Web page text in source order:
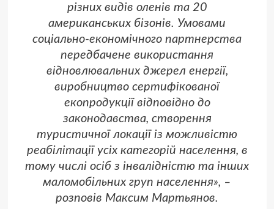
різних видів оленів та 20
американських бізонів. Умовами
соціально-економічного партнерства
передбачене використання
відновлювальних джерел енергії,
виробництво сертифікованої
екопродукції відповідно до
законодавства, створення
туристичної локації із можливістю
реабілітації усіх категорій населення, в
тому числі осіб з інвалідністю та інших
маломобільних груп населення», –
розповів Максим Мартьянов.